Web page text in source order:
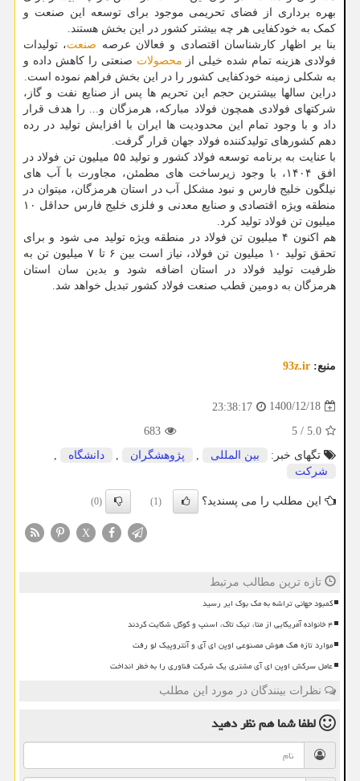
بهره برداری از فضای تحریمی موجود برای توسعه این صنعت و
کمک به خودکفایی هر چه بیشتر کشور در این بخش هستند.
بنا بر اظهار کارشناسان اقتصادی و فعالان عرصه صنعت، تولیدات
فولادی هزینه تمام شده خیلی از محصولات صنعتی را کاهش داده و
به شکلی زمینه خودکفایی کشور را در این بخش فراهم نموده است.
دراین سالها بیشترین حجم این تحریم ها پس از صنایع نفت و گاز،
شرکتهای فولادی همچون فولاد مبارکه، هرمزگان و... را هدف قرار
داد و با وجود تمام این محدودیت ها ایران با افزایش تولید در رده
دهم کشورهای تولیدکننده فولاد جهان قرار گرفت.
با عنایت به برنامه توسعه فولاد کشور و تولید ۵۵ میلیون تن فولاد در
افق ۱۴۰۴، با وجود زیرساخت های مطمئن، مجاورت با آب های
نیلگون خلیج فارس و نبود مشکل آب در استان هرمزگان، میتوان در
منطقه ویژه اقتصادی و صنایع معدنی و فلزی خلیج فارس حداقل ۱۰
میلیون تن فولاد تولید کرد.
هم اکنون ۴ میلیون تن فولاد در منطقه ویژه تولید می شود و برای
تحقق تولید ۱۰ میلیون تن فولاد، نیاز است بین ۶ تا ۷ میلیون تن به
ظرفیت تولید فولاد در استان اضافه شود و بدین سان استان
هرمزگان به دومین قطب صنعت فولاد کشور تبدیل خواهد شد.
منبع: 93z.ir
1400/12/18
23:38:17
5.0
/
5
683
تگهای خبر:
بین المللی , پژوهشگران , دانشگاه
,
شركت
این مطلب را می پسندید؟ (1)
(0)
X
تازه ترین مطالب مرتبط
کمبود جهانی تراشه به مک بوک ایر رسید
۴ خانواده آمریکایی از متا، تیک تاک، اسنپ و گوگل شکایت کردند
موارد تازه هک هوش مصنوعی اوپن ای آی و آنتروپیک لو رفت
عامل سرکش اوپن ای آی مشتری یک شرکت فناوری را به خطر انداخت
نظرات بینندگان در مورد این مطلب
لطفا شما همنظر دهید